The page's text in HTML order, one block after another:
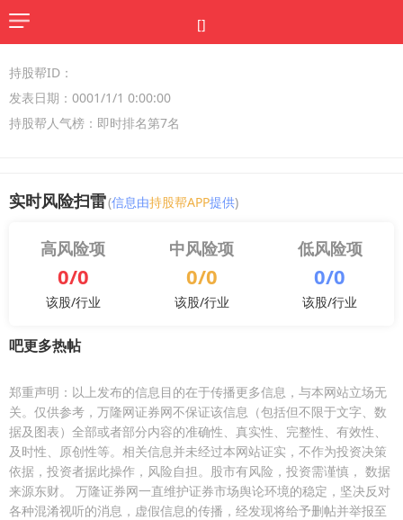
[]
持股帮ID：
发表日期：0001/1/1 0:00:00
持股帮人气榜：即时排名第7名
实时风险扫雷(信息由持股帮APP提供)
高风险项
0/0
该股/行业
中风险项
0/0
该股/行业
低风险项
0/0
该股/行业
吧更多热帖
郑重声明：以上发布的信息目的在于传播更多信息，与本网站立场无
关。仅供参考，万隆网证券网不保证该信息（包括但不限于文字、数
据及图表）全部或者部分内容的准确性、真实性、完整性、有效性、
及时性、原创性等。相关信息并未经过本网站证实，不作为投资决策
依据，投资者据此操作，风险自担。股市有风险，投资需谨慎， 数据
来源东财。
万隆证券网一直维护证券市场舆论环境的稳定，坚决反对
各种混淆视听的消息，虚假信息的传播，经发现将给予删帖并举报至